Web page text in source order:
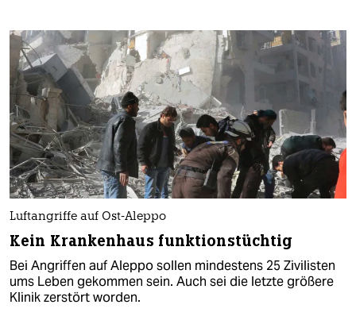
Luftangriffe auf Ost-Aleppo
Kein Krankenhaus funktionstüchtig
Bei Angriffen auf Aleppo sollen mindestens 25 Zivilisten
ums Leben gekommen sein. Auch sei die letzte größere
Klinik zerstört worden.